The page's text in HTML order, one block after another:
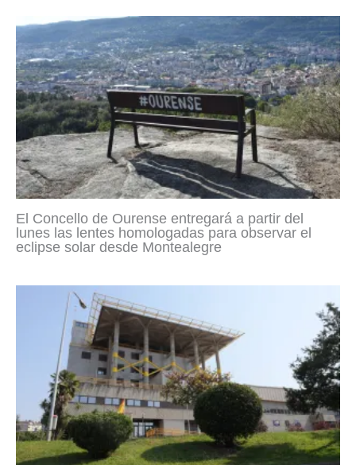
El Concello de Ourense entregará a partir del
lunes las lentes homologadas para observar el
eclipse solar desde Montealegre